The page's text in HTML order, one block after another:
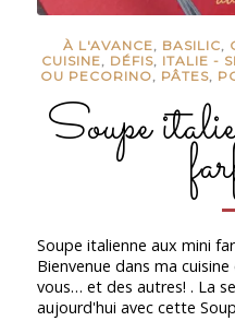
À L'AVANCE, BASILIC,
CUISINE, DÉFIS, ITALIE -
OU PECORINO, PÂTES,
Soupe
Soupe italienne aux mini
Bienvenue dans ma
vous… et des autres! . La
aujourd'hui avec cette